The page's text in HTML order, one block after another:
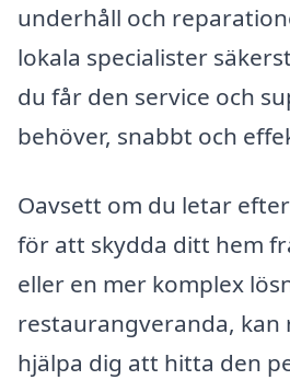
underhåll och
lokala specialister
du får den service och
behöver, snabbt och
Oavsett om du letar
för att skydda ditt hem
eller en mer komplex
restaurangveranda,
hjälpa dig att hitta den